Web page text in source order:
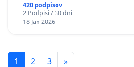
420 podpisov
2 Podpisi / 30 dni
18 Jan 2026
1 2 3 »